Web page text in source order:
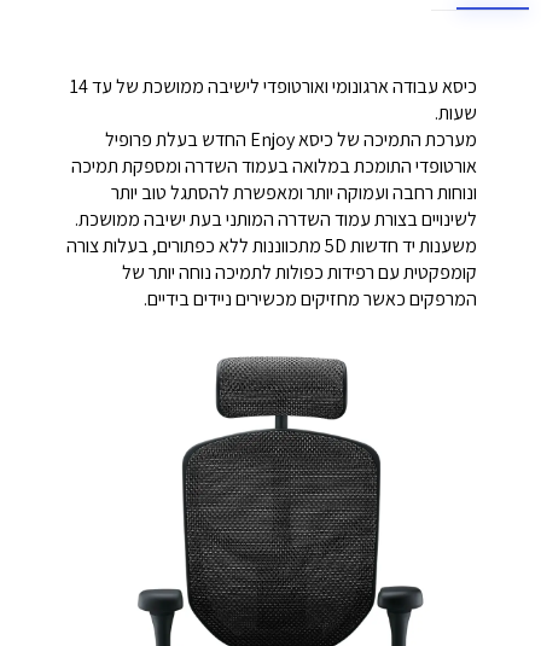
כיסא עבודה ארגונומי ואורטופדי לישיבה ממושכת של עד 14
שעות.
מערכת התמיכה של כיסא Enjoy החדש בעלת פרופיל
אורטופדי התומכת במלואה בעמוד השדרה ומספקת תמיכה
ונוחות רחבה ועמוקה יותר ומאפשרת להסתגל טוב יותר
לשינויים בצורת עמוד השדרה המותני בעת ישיבה ממושכת.
משענות יד חדשות 5D מתכווננות ללא כפתורים, בעלות צורה
קומפקטית עם רפידות כפולות לתמיכה נוחה יותר של
המרפקים כאשר מחזיקים מכשירים ניידים בידיים.